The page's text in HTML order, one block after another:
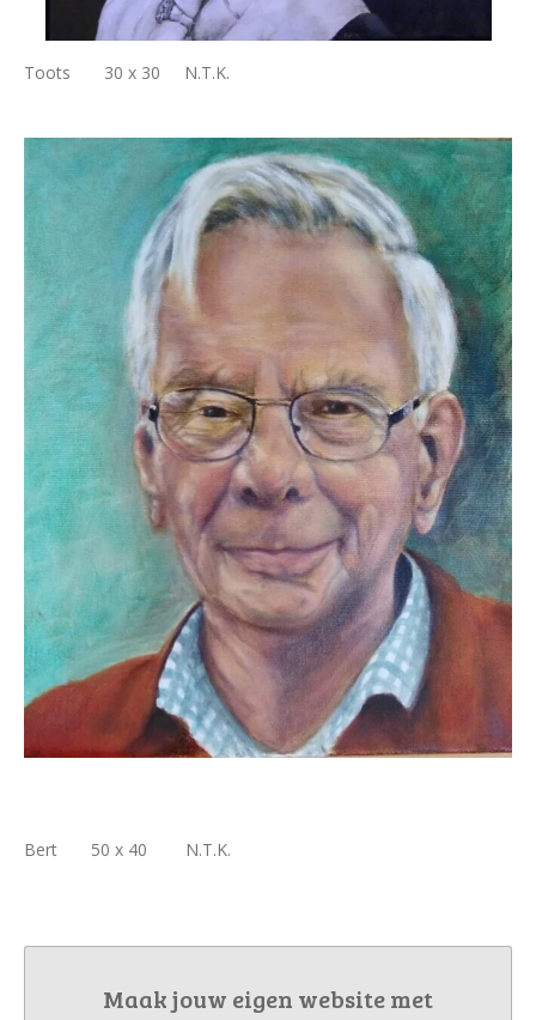
Toots 30 x 30 N.T.K.
Bert 50 x 40 N.T.K.
Maak jouw eigen website met